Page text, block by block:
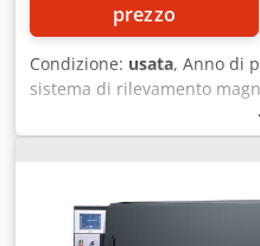
prezzo
Condizione: usata, Anno di
sistema di rilevamento
Agmof compensazione